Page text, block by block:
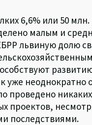
6,6% или 50
малым и
львиную долю
уже неоднократно
проведено
проектов,
последствиями.